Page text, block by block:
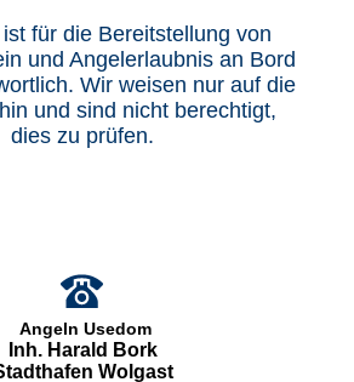
für die Bereitstellung von
und Angelerlaubnis an Bord
Wir weisen nur auf die
und sind nicht berechtigt,
dies zu prüfen.
Angeln Usedom
Inh. Harald Bork
Wolgast